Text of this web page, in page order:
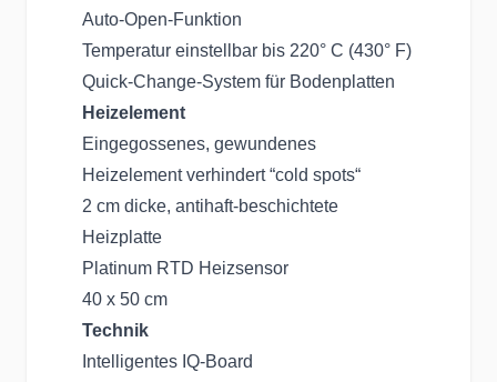
Auto-Open-Funktion
Temperatur einstellbar bis 220° C (430° F)
Quick-Change-System für Bodenplatten
Heizelement
Eingegossenes, gewundenes
Heizelement verhindert “cold spots“
2 cm dicke, antihaft-beschichtete
Heizplatte
Platinum RTD Heizsensor
40 x 50 cm
Technik
Intelligentes IQ-Board